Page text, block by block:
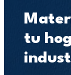
tu